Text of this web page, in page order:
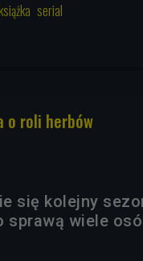
książka serial
o roli herbów
się kolejny
sprawą wiele